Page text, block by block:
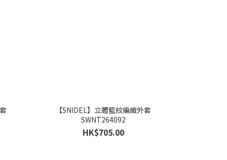
【SNIDEL】立體籃紋編織外套
SWNT264092
HK$705.00